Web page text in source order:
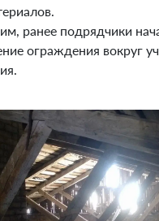
ранее подрядчики
ограждения вокруг